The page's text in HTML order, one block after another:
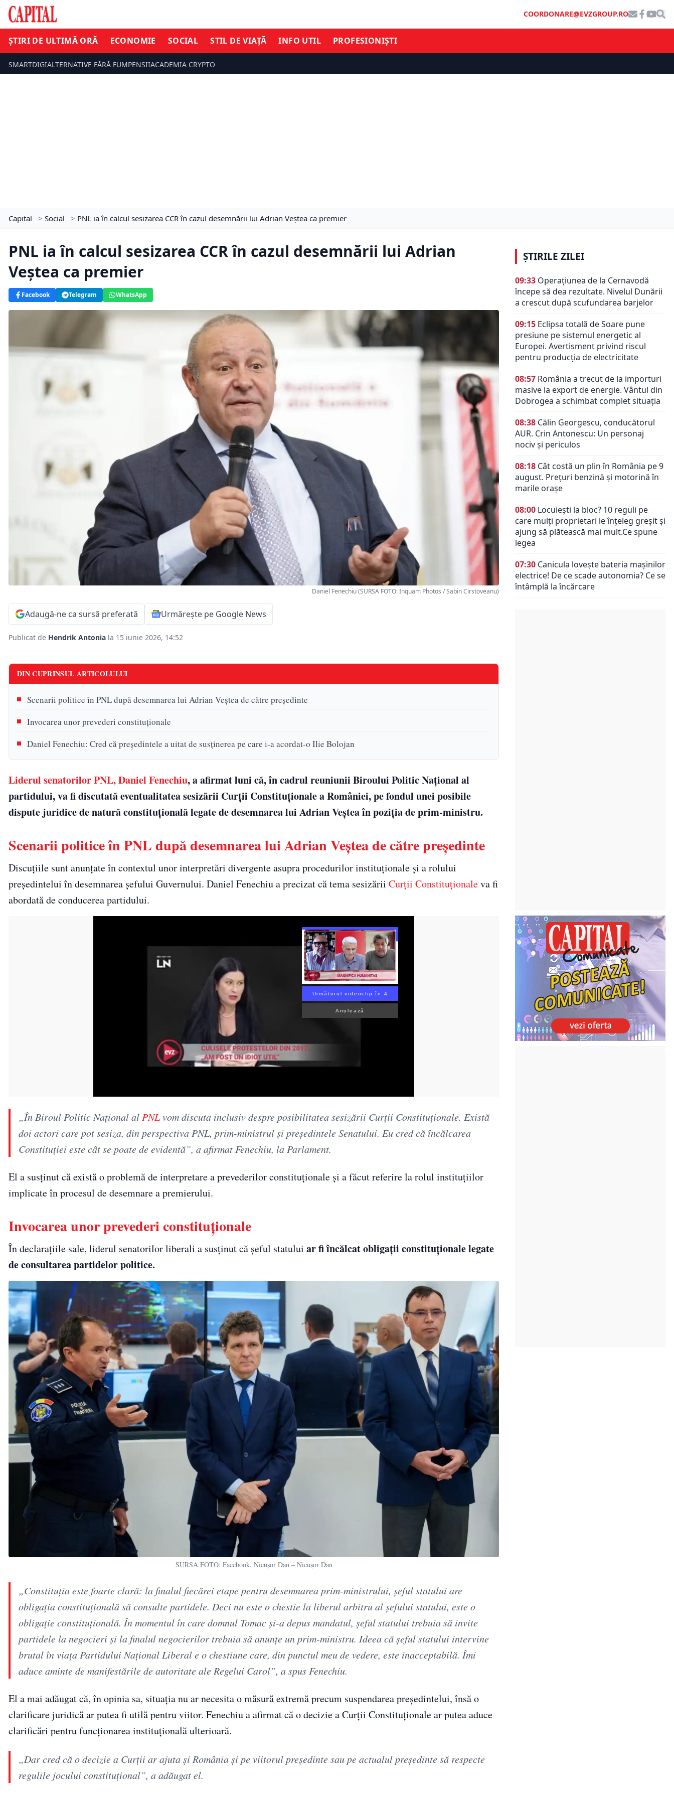
COORDONARE@EVZGROUP.RO
ȘTIRI DE ULTIMĂ ORĂ ECONOMIE SOCIAL STIL DE VIAȚĂ INFO UTIL PROFESIONIȘTI
SMARTDIGIALTERNATIVE FĂRĂ FUMPENSIIACADEMIA CRYPTO
Capital > Social > PNL ia în calcul sesizarea CCR în cazul desemnării lui Adrian Veștea ca premier
PNL ia în calcul sesizarea CCR în cazul desemnării lui Adrian
Veștea ca premier
Facebook Telegram WhatsApp
Daniel Fenechiu (SURSA FOTO: Inquam Photos / Sabin Cirstoveanu)
Adaugă-ne ca sursă preferată Urmărește pe Google News
Publicat de Hendrik Antonia la 15 iunie 2026, 14:52
DIN CUPRINSUL ARTICOLULUI
Scenarii politice în PNL după desemnarea lui Adrian Veștea de către președinte
Invocarea unor prevederi constituționale
Daniel Fenechiu: Cred că președintele a uitat de susținerea pe care i-a acordat-o Ilie Bolojan
Liderul senatorilor PNL, Daniel Fenechiu, a afirmat luni că, în cadrul reuniunii Biroului Politic Național al
partidului, va fi discutată eventualitatea sesizării Curții Constituționale a României, pe fondul unei posibile
dispute juridice de natură constituțională legate de desemnarea lui Adrian Veștea în poziția de prim-ministru.
Scenarii politice în PNL după desemnarea lui Adrian Veștea de către președinte
Discuțiile sunt anunțate în contextul unor interpretări divergente asupra procedurilor instituționale și a rolului
președintelui în desemnarea șefului Guvernului. Daniel Fenechiu a precizat că tema sesizării Curții Constituționaleva fi
abordată de conducerea partidului.
Următorul videoclip în 3
Anulează
„În Biroul Politic Național alPNLvom discuta inclusiv despre posibilitatea sesizării Curții Constituționale. Există
doi actori care pot sesiza, din perspectiva PNL, prim-ministrul și președintele Senatului. Eu cred că încălcarea
Constituției este cât se poate de evidentă”, a afirmat Fenechiu, la Parlament.
El a susținut că există o problemă de interpretare a prevederilor constituționale și a făcut referire la rolul instituțiilor
implicate în procesul de desemnare a premierului.
Invocarea unor prevederi constituționale
În declarațiile sale, liderul senatorilor liberali a susținut că șeful statului ar fi încălcat obligații constituționale legate
de consultarea partidelor politice.
SURSA FOTO: Facebook, Nicușor Dan – Nicușor Dan
„Constituția este foarte clară: la finalul fiecărei etape pentru desemnarea prim-ministrului, șeful statului are
obligația constituțională să consulte partidele. Deci nu este o chestie la liberul arbitru al șefului statului, este o
obligație constituțională. În momentul în care domnul Tomac și-a depus mandatul, șeful statului trebuia să invite
partidele la negocieri și la finalul negocierilor trebuia să anunțe un prim-ministru. Ideea că șeful statului intervine
brutal în viața Partidului Național Liberal e o chestiune care, din punctul meu de vedere, este inacceptabilă. Îmi
aduce aminte de manifestările de autoritate ale Regelui Carol”, a spus Fenechiu.
El a mai adăugat că, în opinia sa, situația nu ar necesita o măsură extremă precum suspendarea președintelui, însă o
clarificare juridică ar putea fi utilă pentru viitor. Fenechiu a afirmat că o decizie a Curții Constituționale ar putea aduce
clarificări pentru funcționarea instituțională ulterioară.
„Dar cred că o decizie a Curții ar ajuta și România și pe viitorul președinte sau pe actualul președinte să respecte
regulile jocului constituțional”, a adăugat el.
ȘTIRILE ZILEI
09:33 Operațiunea de la Cernavodă
începe să dea rezultate. Nivelul Dunării
a crescut după scufundarea barjelor
09:15 Eclipsa totală de Soare pune
presiune pe sistemul energetic al
Europei. Avertisment privind riscul
pentru producția de electricitate
08:57 România a trecut de la importuri
masive la export de energie. Vântul din
Dobrogea a schimbat complet situația
08:38 Călin Georgescu, conducătorul
AUR. Crin Antonescu: Un personaj
nociv şi periculos
08:18 Cât costă un plin în România pe 9
august. Prețuri benzină și motorină în
marile orașe
08:00 Locuiești la bloc? 10 reguli pe
care mulți proprietari le înțeleg greșit și
ajung să plătească mai mult.Ce spune
legea
07:30 Canicula lovește bateria mașinilor
electrice! De ce scade autonomia? Ce se
întâmplă la încărcare